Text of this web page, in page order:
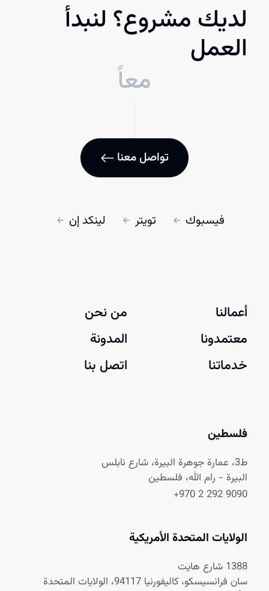
لديك مشروع؟ لنبدأ
العمل
معاً
تواصل معنا
فيسبوك تويتر لينكد إن
أعمالنا
معتمدونا
خدماتنا
من نحن
المدونة
اتصل بنا
فلسطين
ط3، عمارة جوهرة البيرة، شارع نابلس
البيرة - رام الله، فلسطين
+970 2 292 9090
الولايات المتحدة الأمريكية
1388 شارع هايت
سان فرانسيسكو، كاليفورنيا 94117، الولايات المتحدة